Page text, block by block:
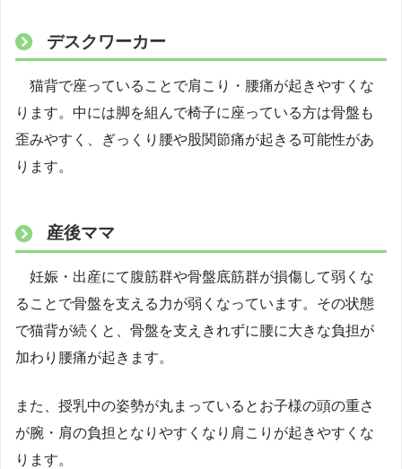
デスクワーカー
猫背で座っていることで肩こり・腰痛が起きやすくな
ります。中には脚を組んで椅子に座っている方は骨盤も
歪みやすく、ぎっくり腰や股関節痛が起きる可能性があ
ります。
産後ママ
妊娠・出産にて腹筋群や骨盤底筋群が損傷して弱くな
ることで骨盤を支える力が弱くなっています。その状態
で猫背が続くと、骨盤を支えきれずに腰に大きな負担が
加わり腰痛が起きます。
また、授乳中の姿勢が丸まっているとお子様の頭の重さ
が腕・肩の負担となりやすくなり肩こりが起きやすくな
ります。